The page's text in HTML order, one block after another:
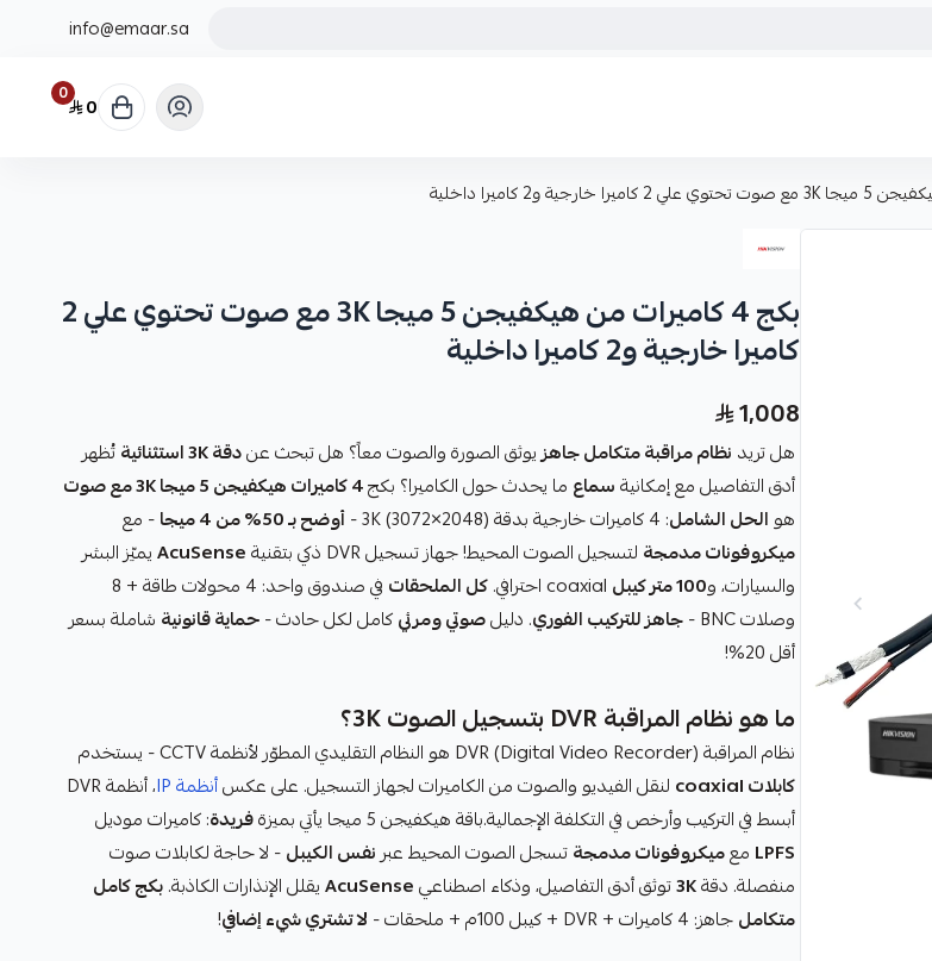
info@emaar.sa
0 0
بكج 4 كاميرات من هيكفيجن 5 ميجا 3K مع صوت تحتوي علي 2
كاميرا خارجية و2 كاميرا داخلية
1,008
هل تريد نظام مراقبة متكامل جاهزيوثق الصورة والصوت معاً؟ هل تبحث عندقة 3K استثنائية
تُظهر
أدق التفاصيل مع إمكانيةسماع ما يحدث حول الكاميرا؟ بكج
هوالحل الشامل: 4 كاميرات خارجية بدقة 3K (3072×2048) - أوضح بـ 50% من 4 ميجا
- مع
ميكروفونات مدمجة لتسجيل الصوت المحيط! جهاز تسجيل DVR ذكي بتقنية AcuSenseيميّز البشر
والسيارات، و100 متر كيبل كل الملحقات
في صندوق واحد: 4 محولات طاقة + 8
وصلات BNC -
جاهز للتركيب الفوري. دليلصوتي ومرئيكامل لكل حادث -حماية قانونية شاملة بسعر
أقل 20%!
ما هو نظام المراقبة DVR بتسجيل الصوت 3K؟
نظام المراقبة DVR (Digital Video Recorder) هو النظام التقليدي المطوّر لأنظمة CCTV - يستخدم
كابلات coaxial
لنقل الفيديو والصوت من الكاميرات لجهاز التسجيل. على عكسأنظمة IP
، أنظمة DVR
أبسط في التركيب وأرخص في التكلفة الإجمالية.باقة هيكفيجن 5 ميجا يأتي بميزة
فريدة: كاميرات موديل
LPFS معميكروفونات مدمجةتسجل الصوت المحيط عبرنفس الكيبل- لا حاجة لكابلات صوت
منفصلة. دقة3Kتوثق أدق التفاصيل، وذكاء اصطناعيAcuSenseيقلل الإنذارات الكاذبة.بكج كامل
متكاملجاهز: 4 كاميرات + DVR + كيبل 100م + ملحقات - لا تشتري شيء إضافي!